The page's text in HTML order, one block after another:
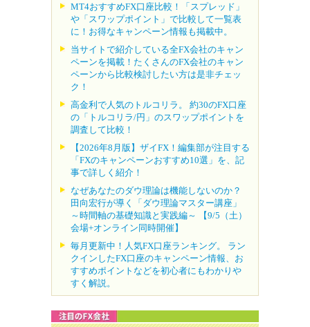
MT4おすすめFX口座比較！「スプレッド」
や「スワップポイント」で比較して一覧表
に！お得なキャンペーン情報も掲載中。
当サイトで紹介している全FX会社のキャン
ペーンを掲載！たくさんのFX会社のキャン
ペーンから比較検討したい方は是非チェッ
ク！
高金利で人気のトルコリラ。 約30のFX口座
の「トルコリラ/円」のスワップポイントを
調査して比較！
【2026年8月版】ザイFX！編集部が注目する
「FXのキャンペーンおすすめ10選」を、記
事で詳しく紹介！
なぜあなたのダウ理論は機能しないのか？
田向宏行が導く「ダウ理論マスター講座」
～時間軸の基礎知識と実践編～ 【9/5（土）
会場+オンライン同時開催】
毎月更新中！人気FX口座ランキング。 ラン
クインしたFX口座のキャンペーン情報、お
すすめポイントなどを初心者にもわかりや
すく解説。